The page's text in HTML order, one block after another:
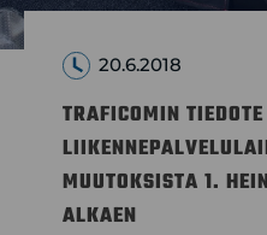
20.6.2018
TRAFICOMIN TIEDOTE
MUUTOKSISTA 1.
ALKAEN